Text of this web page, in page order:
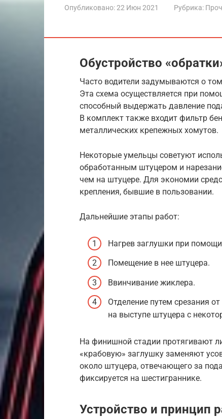
Опубликовано:22 Июн 2021 Рубрика:
Обустройство
Часто водители задумываются о
Эта схема осуществляется при
способный выдержать давление
В комплект также входит фильтр
металлических крепежных хомутов.
Некоторые умельцы советуют
обработанным штуцером и
чем на штуцере. Для экономии
крепления, бывшие в пользовании.
Дальнейшие этапы работ:
Нагрев заглушки при
Помещение в нее штуцера.
Ввинчивание жиклера.
Отделение путем срезания
на выступе штуцера с
На финишной стадии протягивают
«крабовую» заглушку заменяют
около штуцера, отвечающего за
фиксируется на шестиграннике.
Устройство и принцип